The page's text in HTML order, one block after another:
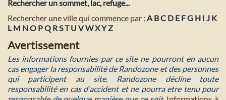
Rechercher un sommet, lac, refuge...
Rechercher une ville qui commence par : A BC D E FG H I J K
L M NO PQ RST U VWXYZ
Avertissement
Les informations fournies par ce site ne pourront en aucun
cas engager la responsabilité de Randozone et des personnes
qui participent au site. Randozone décline toute
responsabilité en cas d'accident et ne pourra etre tenu pour